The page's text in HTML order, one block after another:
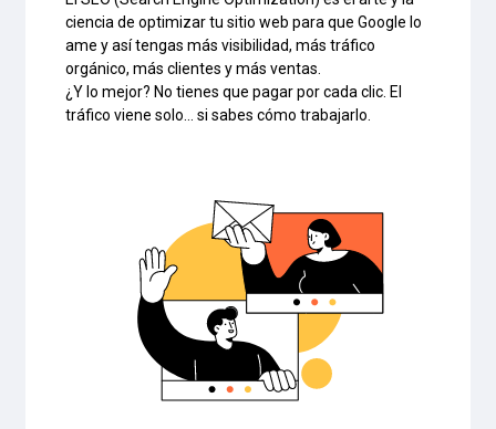
ciencia de optimizar tu sitio web para que Google lo
ame y así tengas más visibilidad, más tráfico
orgánico, más clientes y más ventas.
¿Y lo mejor? No tienes que pagar por cada clic. El
tráfico viene solo… si sabes cómo trabajarlo.